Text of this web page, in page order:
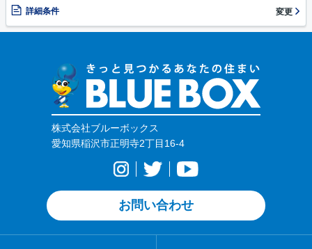
詳細条件 変更
株式会社ブルーボックス
愛知県稲沢市正明寺2丁目16-4
お問い合わせ